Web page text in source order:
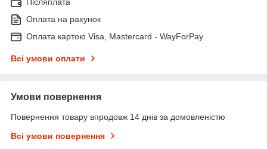
Післяплата
Оплата на рахунок
Оплата картою Visa, Mastercard - WayForPay
Всі умови оплати
Умови повернення
Повернення товару впродовж 14 днів за домовленістю
Всі умови повернення